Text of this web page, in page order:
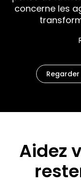
concerne les
Aidez